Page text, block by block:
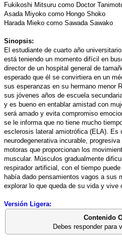
Fukikoshi Mitsuru como Doctor
Asada Miyoko como Hongo Shoko
Harada Mieko como Sawada Sawako
Sinopsis:
El estudiante de cuarto año
está teniendo un momento difícil en
director de un hospital general de
esperado que él se convirtiera en un
sus esperanzas en su hermano menor
sus jóvenes años de escuela
y es bueno en entablar amistad con
será amado y evita compromiso
se le informa que no tiene mucho
esclerosis lateral amiotrófica (ELA). Es
neurodegenerativa incurable,
motoras que proporcionan los
muscular. Músculos gradualmente
respirador artificial, con el tiempo
había dado pensamientos vagos a sus
explorar lo que queda de su vida y vive
Versión Ligera:
Contenido
Debes responder para